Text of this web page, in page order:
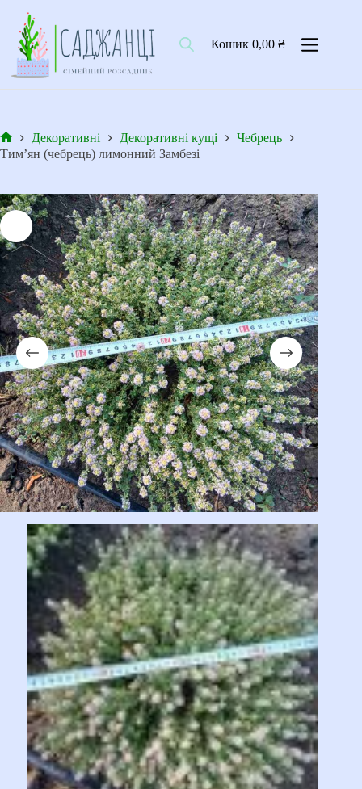
вмісту
Кошик0,00₴
Головна
Декоративні Декоративні кущі
Чебрець
Тим’ян (чебрець) лимонний Замбезі